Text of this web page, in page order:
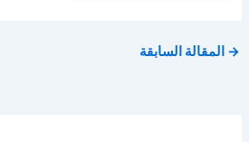
→ المقالة السابقة